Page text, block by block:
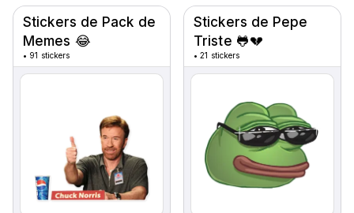
Stickers de Pack de
Memes 😂
• 91 stickers
Stickers de Pepe
Triste 🐸💔
•21 stickers